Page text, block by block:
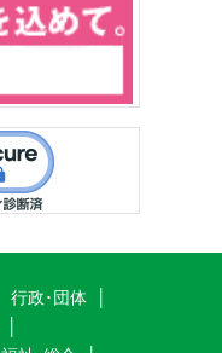
行政･団体